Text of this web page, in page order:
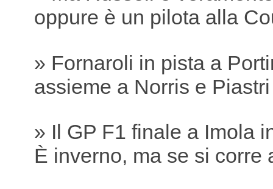
oppure è un pilota alla
» Fornaroli in pista a
assieme a Norris e Piastri
» Il GP F1 finale a Imola
È inverno, ma se si corre